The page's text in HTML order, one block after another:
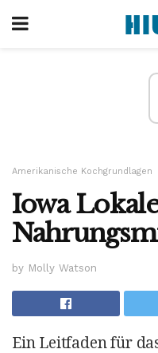
Amerikanische Kochgrundlagen
Iowa
by Molly Watson
Ein Leitfaden für